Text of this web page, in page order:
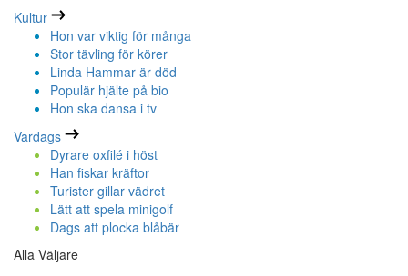
Kultur
Hon var viktig för många
Stor tävling för körer
Linda Hammar är död
Populär hjälte på bio
Hon ska dansa i tv
Vardags
Dyrare oxfilé i höst
Han fiskar kräftor
Turister gillar vädret
Lätt att spela minigolf
Dags att plocka blåbär
Alla Väljare